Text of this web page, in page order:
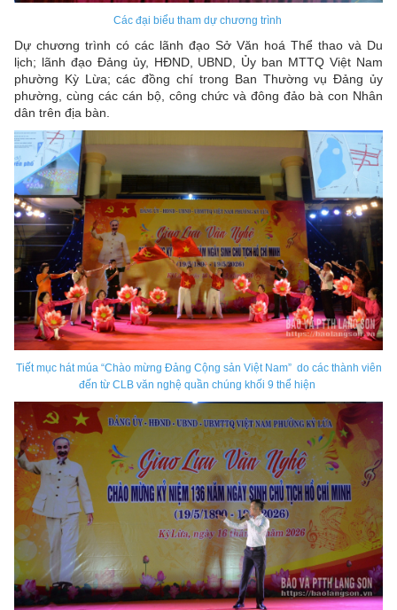
Các đại biểu tham dự chương trình
Dự chương trình có các lãnh đạo Sở Văn hoá Thể thao và Du
lịch; lãnh đạo Đảng ủy, HĐND, UBND, Ủy ban MTTQ Việt Nam
phường Kỳ Lừa; các đồng chí trong Ban Thường vụ Đảng ủy
phường, cùng các cán bộ, công chức và đông đảo bà con Nhân
dân trên địa bàn.
Tiết mục hát múa “Chào mừng Đảng Cộng sản Việt Nam” do các thành viên
đến từ CLB văn nghệ quần chúng khối 9 thể hiện